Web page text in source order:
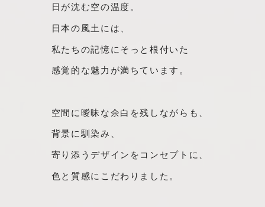
日が沈む空の温度。
日本の風土には、
私たちの記憶にそっと根付いた
感覚的な魅力が満ちています。
空間に曖昧な余白を残しながらも、
背景に馴染み、
寄り添うデザインをコンセプトに、
色と質感にこだわりました。